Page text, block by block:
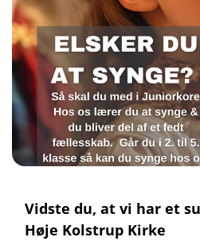
Vidste du, at vi har et
Høje Kolstrup Kirke